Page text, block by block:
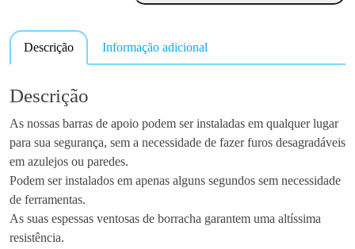
n
i
d
a
d
e
d
e
P
e
g
Descrição Informação adicional
Descrição
As nossas barras de apoio podem ser instaladas em qualquer lugar
para sua segurança, sem a necessidade de fazer furos desagradáveis
em azulejos ou paredes.
Podem ser instalados em apenas alguns segundos sem necessidade
de ferramentas.
As suas espessas ventosas de borracha garantem uma altíssima
resistência.